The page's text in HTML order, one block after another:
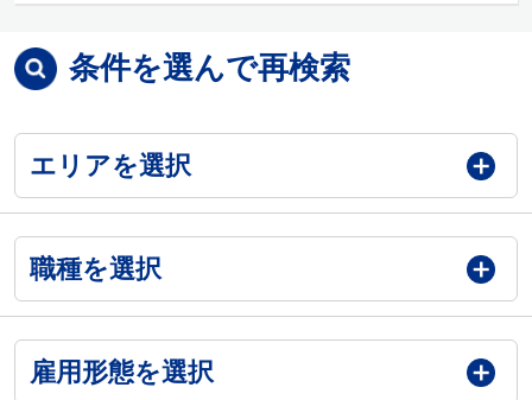
条件を選んで再検索
エリアを選択
職種を選択
雇用形態を選択